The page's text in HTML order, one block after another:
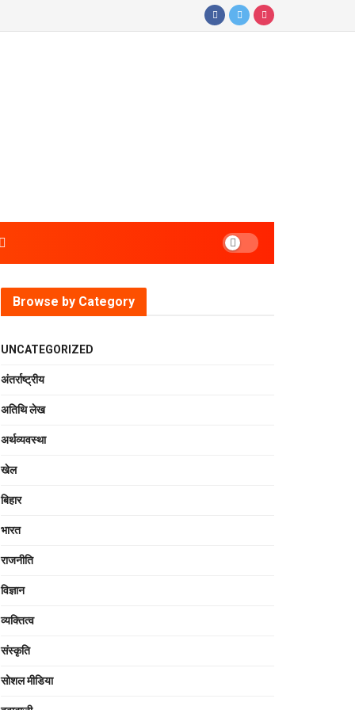
Browse by Category
UNCATEGORIZED
अंतर्राष्ट्रीय
अतिथि लेख
अर्थव्यवस्था
खेल
बिहार
भारत
राजनीति
विज्ञान
व्यक्तित्व
संस्कृति
सोशल मीडिया